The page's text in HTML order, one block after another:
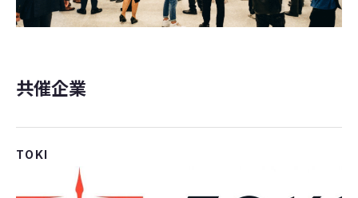
​​共催企業
TOKI